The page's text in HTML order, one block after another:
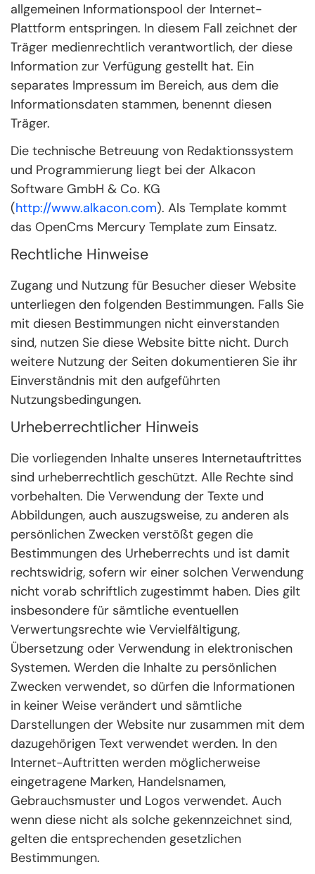
allgemeinen Informationspool der Internet-
Plattform entspringen. In diesem Fall zeichnet der
Träger medienrechtlich verantwortlich, der diese
Information zur Verfügung gestellt hat. Ein
separates Impressum im Bereich, aus dem die
Informationsdaten stammen, benennt diesen
Träger.
Die technische Betreuung von Redaktionssystem
und Programmierung liegt bei der Alkacon
Software GmbH & Co. KG
(http://www.alkacon.com). Als Template kommt
das OpenCms Mercury Template zum Einsatz.
Rechtliche Hinweise
Zugang und Nutzung für Besucher dieser Website
unterliegen den folgenden Bestimmungen. Falls Sie
mit diesen Bestimmungen nicht einverstanden
sind, nutzen Sie diese Website bitte nicht. Durch
weitere Nutzung der Seiten dokumentieren Sie ihr
Einverständnis mit den aufgeführten
Nutzungsbedingungen.
Urheberrechtlicher Hinweis
Die vorliegenden Inhalte unseres Internetauftrittes
sind urheberrechtlich geschützt. Alle Rechte sind
vorbehalten. Die Verwendung der Texte und
Abbildungen, auch auszugsweise, zu anderen als
persönlichen Zwecken verstößt gegen die
Bestimmungen des Urheberrechts und ist damit
rechtswidrig, sofern wir einer solchen Verwendung
nicht vorab schriftlich zugestimmt haben. Dies gilt
insbesondere für sämtliche eventuellen
Verwertungsrechte wie Vervielfältigung,
Übersetzung oder Verwendung in elektronischen
Systemen. Werden die Inhalte zu persönlichen
Zwecken verwendet, so dürfen die Informationen
in keiner Weise verändert und sämtliche
Darstellungen der Website nur zusammen mit dem
dazugehörigen Text verwendet werden. In den
Internet-Auftritten werden möglicherweise
eingetragene Marken, Handelsnamen,
Gebrauchsmuster und Logos verwendet. Auch
wenn diese nicht als solche gekennzeichnet sind,
gelten die entsprechenden gesetzlichen
Bestimmungen.